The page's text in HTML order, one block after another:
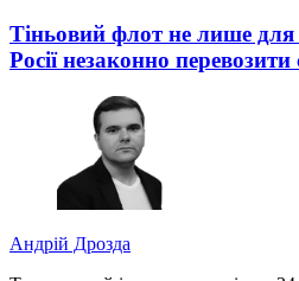
Тіньовий флот не лише
Росії незаконно
Андрій Дрозда